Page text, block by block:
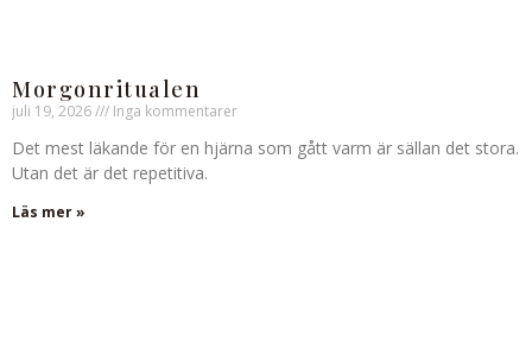
Morgonritualen
juli 19, 2026 Inga kommentarer
Det mest läkande för en hjärna som gått varm är sällan det stora.
Utan det är det repetitiva.
Läs mer »